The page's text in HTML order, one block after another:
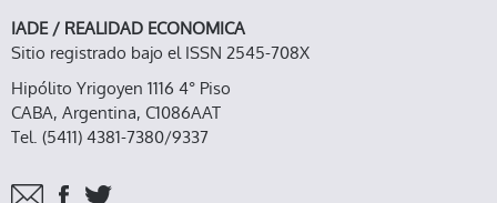
IADE / REALIDAD ECONOMICA
Sitio registrado bajo el ISSN 2545-708X
Hipólito Yrigoyen 1116 4° Piso
CABA, Argentina, C1086AAT
Tel. (5411) 4381-7380/9337